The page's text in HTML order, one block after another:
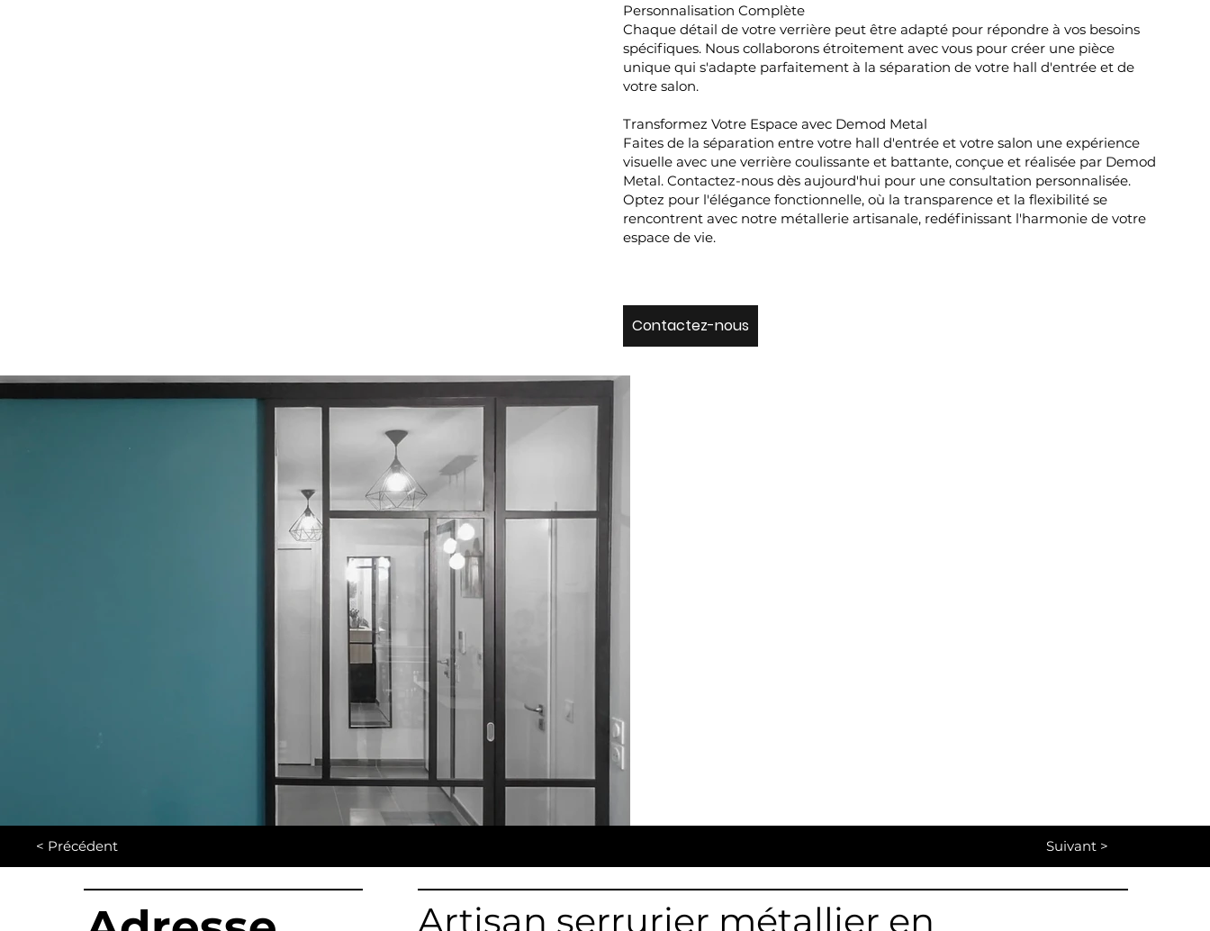
Personnalisation Complète
Chaque détail de votre verrière peut être adapté pour répondre à vos besoins
spécifiques. Nous collaborons étroitement avec vous pour créer une pièce
unique qui s'adapte parfaitement à la séparation de votre hall d'entrée et de
votre salon.
Transformez Votre Espace avec Demod Metal
Faites de la séparation entre votre hall d'entrée et votre salon une expérience
visuelle avec une verrière coulissante et battante, conçue et réalisée par Demod
Metal. Contactez-nous dès aujourd'hui pour une consultation personnalisée.
Optez pour l'élégance fonctionnelle, où la transparence et la flexibilité se
rencontrent avec notre métallerie artisanale, redéfinissant l'harmonie de votre
espace de vie.
Contactez-nous
< Précédent Suivant >
Artisan serrurier métallier en